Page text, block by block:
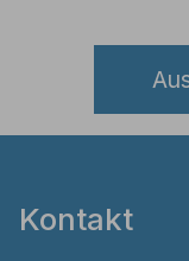
Kontakt